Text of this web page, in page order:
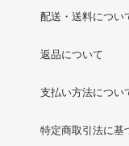
配送・送料につい
返品について
支払い方法につい
特定商取引法に基